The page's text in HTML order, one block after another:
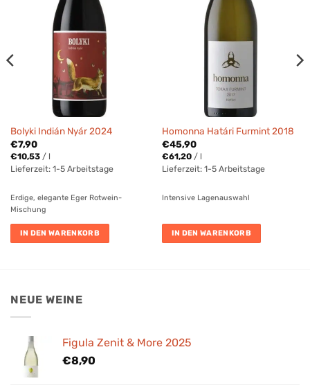
Bolyki Indián Nyár 2024
€7,90
€10,53/ l
Lieferzeit: 1-5 Arbeitstage
Erdige, elegante Eger Rotwein-
Mischung
IN DEN WARENKORB
Homonna Határi Furmint 2018
€45,90
€61,20/ l
Lieferzeit: 1-5 Arbeitstage
Intensive Lagenauswahl
IN DEN WARENKORB
NEUE WEINE
Figula Zenit & More 2025
€8,90